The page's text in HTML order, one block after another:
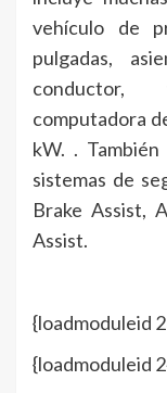
vehículo de
pulgadas,
conductor,
computadora
kW. .
sistemas de
Brake Assist,
Assist.
{loadmoduleid
{loadmoduleid